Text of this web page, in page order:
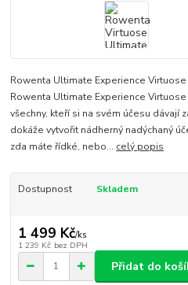
Rowenta Ultimate Experience
Rowenta Ultimate Experience
všechny, kteří si na svém účesu dávají
dokáže vytvořit nádherný nadýchaný
zda máte řídké, nebo... celý popis
Dostupnost Skladem
1 499 Kč/ks
1 239 Kč bez DPH
Přidat do